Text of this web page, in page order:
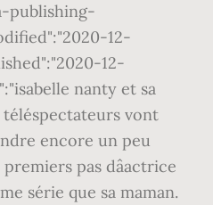
12-
12-
nanty et sa
vont
encore un peu
pas dâactrice
série que sa maman.